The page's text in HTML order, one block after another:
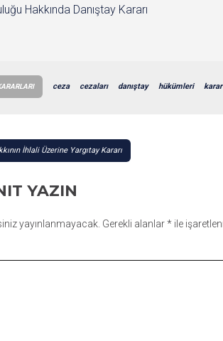
Hakkında Danıştay Kararı
ceza cezaları danıştay hükümleri karar
İhlali Üzerine Yargıtay Kararı
YAZIN
yayınlanmayacak. Gerekli alanlar* ile